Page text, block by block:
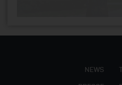
NEWS